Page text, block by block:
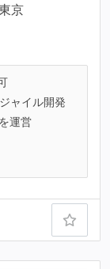
京
ャイル開発
運営